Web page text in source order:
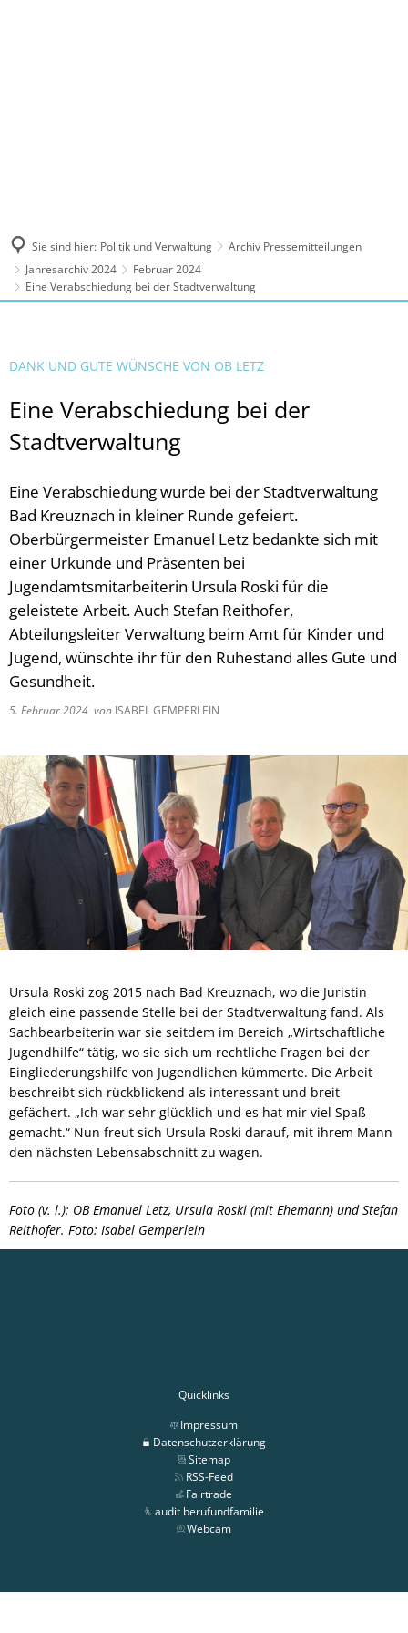
Sie sind hier: Politik und Verwaltung
Archiv Pressemitteilungen
Jahresarchiv 2024
Februar 2024
Eine Verabschiedung bei der Stadtverwaltung
DANK UND GUTE WÜNSCHE VON OB LETZ
Eine Verabschiedung bei der
Stadtverwaltung
Eine Verabschiedung wurde bei der Stadtverwaltung
Bad Kreuznach in kleiner Runde gefeiert.
Oberbürgermeister Emanuel Letz bedankte sich mit
einer Urkunde und Präsenten bei
Jugendamtsmitarbeiterin Ursula Roski für die
geleistete Arbeit. Auch Stefan Reithofer,
Abteilungsleiter Verwaltung beim Amt für Kinder und
Jugend, wünschte ihr für den Ruhestand alles Gute und
Gesundheit.
5. Februar 2024 von ISABEL GEMPERLEIN
Ursula Roski zog 2015 nach Bad Kreuznach, wo die Juristin
gleich eine passende Stelle bei der Stadtverwaltung fand. Als
Sachbearbeiterin war sie seitdem im Bereich „Wirtschaftliche
Jugendhilfe“ tätig, wo sie sich um rechtliche Fragen bei der
Eingliederungshilfe von Jugendlichen kümmerte. Die Arbeit
beschreibt sich rückblickend als interessant und breit
gefächert. „Ich war sehr glücklich und es hat mir viel Spaß
gemacht.“ Nun freut sich Ursula Roski darauf, mit ihrem Mann
den nächsten Lebensabschnitt zu wagen.
Foto (v. l.): OB Emanuel Letz, Ursula Roski (mit Ehemann) und Stefan
Reithofer. Foto: Isabel Gemperlein
Quicklinks
Impressum
Datenschutzerklärung
Sitemap
RSS-Feed
Fairtrade
audit berufundfamilie
Webcam